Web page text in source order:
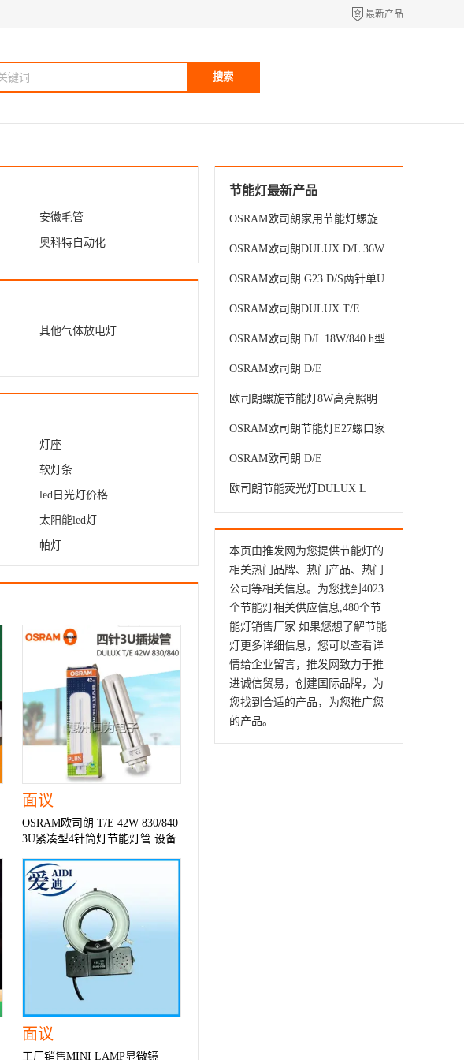
最新产品
搜索
安徽毛管
奥科特自动化
其他气体放电灯
灯座
软灯条
led日光灯价格
太阳能led灯
帕灯
面议
OSRAM欧司朗 T/E 42W 830/840
3U紧凑型4针筒灯节能灯管 设备
面议
工厂销售MINI LAMP显微镜
节能灯最新产品
OSRAM欧司朗家用节能灯螺旋
型11W/13W/18W/23W家居节能
OSRAM欧司朗DULUX D/L 36W
930/954 4针H型三基色高显色荧
OSRAM欧司朗 G23 D/S两针单U
节能插管7W/9W/11W台灯单U护
OSRAM欧司朗DULUX T/E
26W/840电感插拔管 4针3U紧凑
OSRAM欧司朗 D/L 18W/840 h型
灯管平四针H管节能灯D/L长插
OSRAM欧司朗 D/E
18W/827/830/840/865 四针式双
欧司朗螺旋节能灯8W高亮照明
螺旋螺口E27黄光白光日光灯家
OSRAM欧司朗节能灯E27螺口家
用照明11W/13W/18W/23W螺旋
OSRAM欧司朗 D/E
26W/827/830/840/865 四针式双
欧司朗节能荧光灯DULUX L
36W/930三基色灯管摄影棚灯演
播室插管
本页由推发网为您提供节能灯的
相关热门品牌、热门产品、热门
公司等相关信息。为您找到4023
个节能灯相关供应信息,480个节
能灯销售厂家 如果您想了解节能
灯更多详细信息，您可以查看详
情给企业留言，推发网致力于推
进诚信贸易，创建国际品牌，为
您找到合适的产品，为您推广您
的产品。